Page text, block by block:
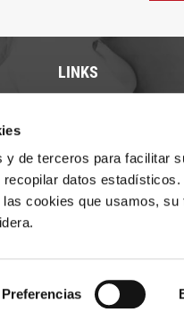
de terceros para facilitar
datos
cookies que usamos,
Preferencias
LINKS
Sistema Interno
Proyectos
Colabora
de privacidad